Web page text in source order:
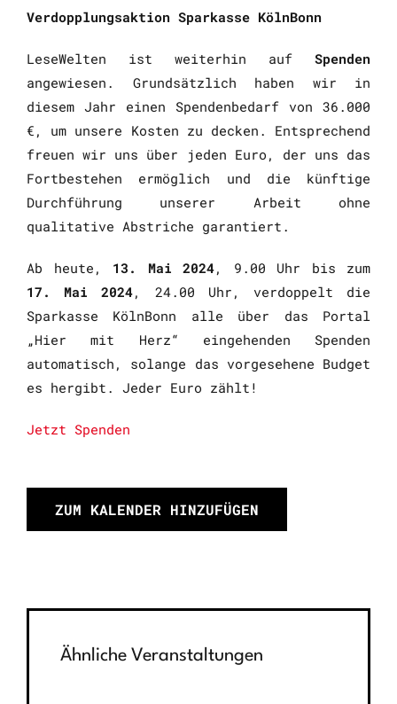
Verdopplungsaktion Sparkasse KölnBonn
LeseWelten ist weiterhin auf Spenden
angewiesen. Grundsätzlich haben wir in
diesem Jahr einen Spendenbedarf von 36.000
€, um unsere Kosten zu decken. Entsprechend
freuen wir uns über jeden Euro, der uns das
Fortbestehen ermöglich und die künftige
Durchführung unserer Arbeit ohne
qualitative Abstriche garantiert.
Ab heute, 13. Mai 2024, 9.00 Uhr bis zum
17. Mai 2024, 24.00 Uhr, verdoppelt die
Sparkasse KölnBonn alle über das Portal
„Hier mit Herz“ eingehenden Spenden
automatisch, solange das vorgesehene Budget
es hergibt. Jeder Euro zählt!
Jetzt Spenden
ZUM KALENDER HINZUFÜGEN
Ähnliche Veranstaltungen